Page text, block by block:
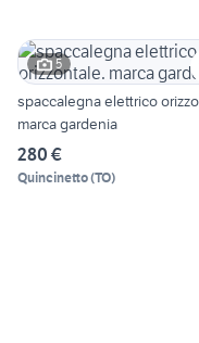
5
spaccalegna elettrico
marca gardenia
280 €
Quincinetto(TO)